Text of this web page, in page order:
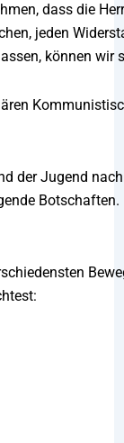
dass die
jeden
können wir
der Jugend